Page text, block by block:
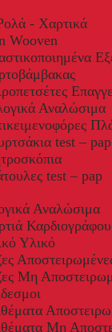
- Χαρτικά
Wooven
Αναλώσιμα
test – pap
test – pap
Αναλώσιμα
Καρδιογράφου
Υλικό
Μη
Μη